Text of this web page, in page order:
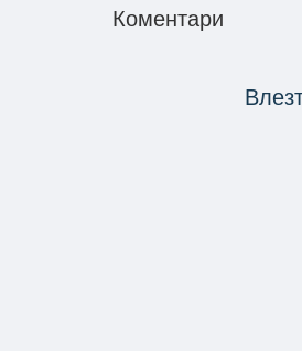
Коментари